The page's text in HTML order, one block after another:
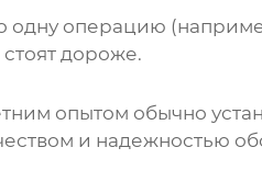
одну операцию
дороже.
опытом обычно
и надежностью